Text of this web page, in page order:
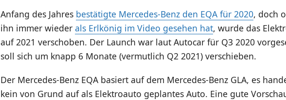
Anfang des Jahres bestätigte Mercedes-Benz den EQA für 2020, doch
ihn immer wieder als Erlkönig im Video gesehen hat, wurde das
auf 2021 verschoben. Der Launch war laut Autocar für Q3 2020
soll sich um knapp 6 Monate (vermutlich Q2 2021) verschieben.
Der Mercedes-Benz EQA basiert auf dem Mercedes-Benz GLA, es
kein von Grund auf als Elektroauto geplantes Auto. Eine gute